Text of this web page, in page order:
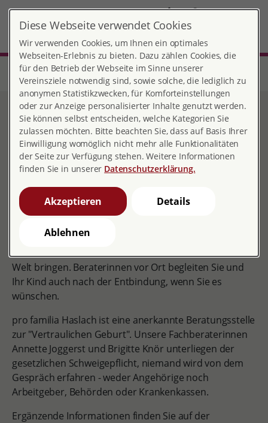
DE
Start Baden-Württemberg
Beratungsstelle Freiburg-Haslach
Angebote
Vertrauliche Geburt
Vertrauliche Geburt
Beratung zur Vertraulichen Geburt
Schwanger? Und keiner darf es wissen?
Ihre Not auch ist: Sie müssen Ihr Baby nicht heimlich
ist ein Weg für alle Frauen, die ihre Identität schützen
möchten. Sie können Ihr Kind medizinisch sicher zur
Welt bringen. Beraterinnen vor Ort begleiten Sie und
Ihr Kind auch nach der Entbindung, wenn Sie es
wünschen.
pro familia Haslach ist eine anerkannte Beratungsstelle
zur "Vertraulichen Geburt". Unsere Fachberaterinnen
Annette Joggerst und Brigitte Knör unterliegen der
gesetzlichen Schweigepflicht, niemand wird von dem
Gespräch erfahren - weder Angehörige noch
Arbeitgeber, Behörden oder Krankenkassen.
Ergänzende Informationen finden Sie auf der
Diese Webseite verwendet Cookies
Wir verwenden Cookies, um Ihnen ein optimales
Webseiten-Erlebnis zu bieten. Dazu zählen Cookies, die
für den Betrieb der Webseite im Sinne unserer
Vereinsziele notwendig sind, sowie solche, die lediglich zu
anonymen Statistikzwecken, für Komforteinstellungen
oder zur Anzeige personalisierter Inhalte genutzt werden.
Sie können selbst entscheiden, welche Kategorien Sie
zulassen möchten. Bitte beachten Sie, dass auf Basis Ihrer
Einwilligung womöglich nicht mehr alle Funktionalitäten
der Seite zur Verfügung stehen. Weitere Informationen
finden Sie in unserer Datenschutzerklärung.
Akzeptieren Details
Ablehnen